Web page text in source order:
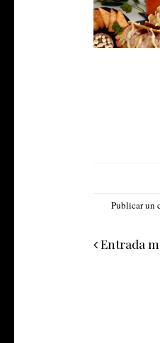
Publicar un
Entrada